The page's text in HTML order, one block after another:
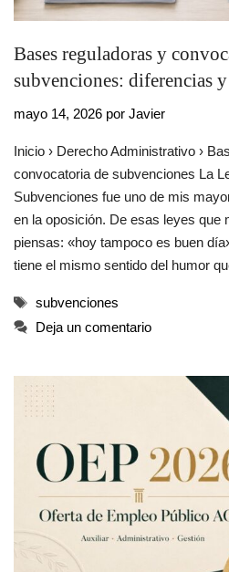
Bases reguladoras y
subvenciones: diferencias
mayo 14, 2026 por Javier
Inicio › Derecho Administrativo ›
convocatoria de subvenciones La
Subvenciones fue uno de mis
en la oposición. De esas leyes que
piensas: «hoy tampoco es buen
tiene el mismo sentido del humor
Etiquetas
subvenciones
Deja un comentario